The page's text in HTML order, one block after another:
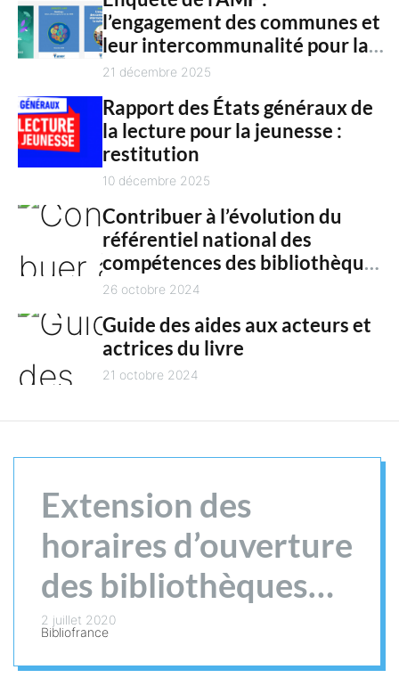
c
h
l’engagement des communes et
leur intercommunalité pour la
culture en 2025
21 décembre 2025
Rapport des États généraux de
la lecture pour la jeunesse :
restitution
10 décembre 2025
Contribuer à l’évolution du
référentiel national des
compétences des bibliothèques
territoriales
26 octobre 2024
Guide des aides aux acteurs et
actrices du livre
21 octobre 2024
Extension des
horaires d’ouverture
des bibliothèques
publiques : le Sénat
au rapport
2 juillet 2020
Bibliofrance